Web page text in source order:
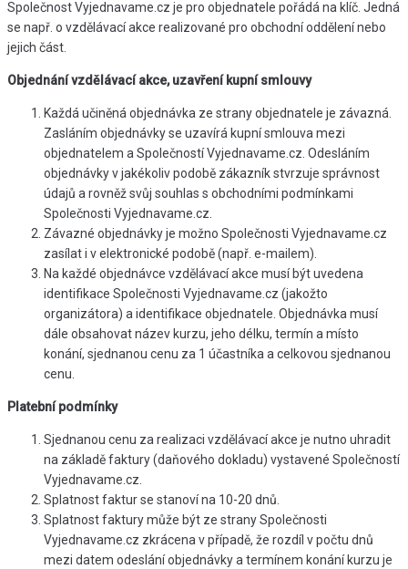
Společnost Vyjednavame.cz je pro objednatele pořádá na klíč. Jedná
se např. o vzdělávací akce realizované pro obchodní oddělení nebo
jejich část.
Objednání vzdělávací akce, uzavření kupní smlouvy
Každá učiněná objednávka ze strany objednatele je závazná.
Zasláním objednávky se uzavírá kupní smlouva mezi
objednatelem a Společností Vyjednavame.cz. Odesláním
objednávky v jakékoliv podobě zákazník stvrzuje správnost
údajů a rovněž svůj souhlas s obchodními podmínkami
Společnosti Vyjednavame.cz.
Závazné objednávky je možno Společnosti Vyjednavame.cz
zasílat i v elektronické podobě (např. e-mailem).
Na každé objednávce vzdělávací akce musí být uvedena
identifikace Společnosti Vyjednavame.cz (jakožto
organizátora) a identifikace objednatele. Objednávka musí
dále obsahovat název kurzu, jeho délku, termín a místo
konání, sjednanou cenu za 1 účastníka a celkovou sjednanou
cenu.
Platební podmínky
Sjednanou cenu za realizaci vzdělávací akce je nutno uhradit
na základě faktury (daňového dokladu) vystavené Společností
Vyjednavame.cz.
Splatnost faktur se stanoví na 10-20 dnů.
Splatnost faktury může být ze strany Společnosti
Vyjednavame.cz zkrácena v případě, že rozdíl v počtu dnů
mezi datem odeslání objednávky a termínem konání kurzu je